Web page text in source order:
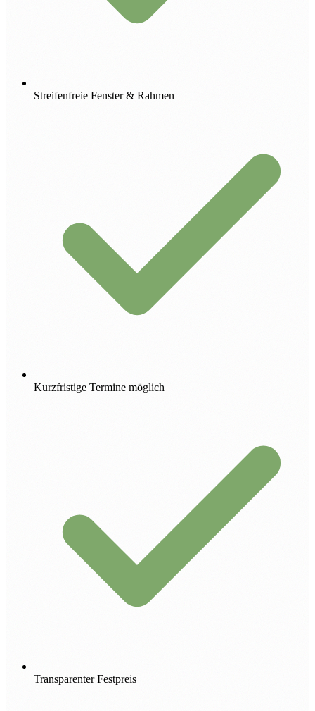
Streifenfreie Fenster & Rahmen
Kurzfristige Termine möglich
Transparenter Festpreis